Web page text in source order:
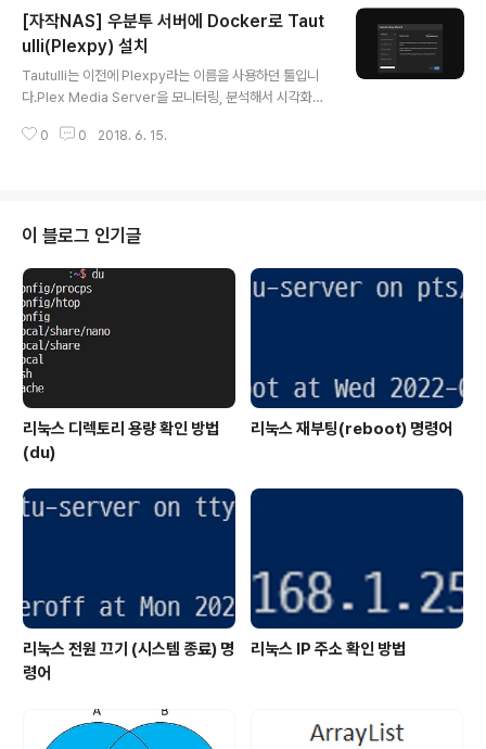
도 있습니다. 공유기에서 설정이 불가능할 때 NAS에 Duc
k DNS Updater를 Docker로 실행할 수 있습니다. 먼저
Docker가 우분투나 Cent OS 등 사용 중인 OS에 설치
되어 있어야 합니다. 2017/09/06 - [System/Docker]
- 도커 CE(Docker CE) 우분투 서버에 설치 2017/09/1
7 - [System/..
[자작NAS] 우분투 서버에 Docker로 Taut
ulli(Plexpy) 설치
Tautulli는 이전에 Plexpy라는 이름을 사용하던 툴입니
다.Plex Media Server을 모니터링, 분석해서 시각화해
설치 방법은 아래 링크를 참조하면 됩니다.2018/06/14 -
명령어는 아래와 같은 형태입니다. sudo docker creat
e \ --name=tautulli \ --restart=unless-stopped \
-v config경로:/config \ -v Plex로그경로:/logs:ro \ -
e PU..
0 0 2018. 6. 15.
이 블로그 인기글
리눅스 디렉토리 용량 확인 방법
(du)
리눅스 재부팅(reboot) 명령어
리눅스 전원 끄기 (시스템 종료) 명
령어
리눅스 IP 주소 확인 방법